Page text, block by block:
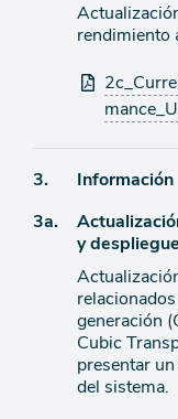
agenda
rendimiento
Archivos
adjuntos
Ítem
de
agenda
3.
Información
Ítem
agenda
3a.
y
generación
Cubic
presentar
del sistema.